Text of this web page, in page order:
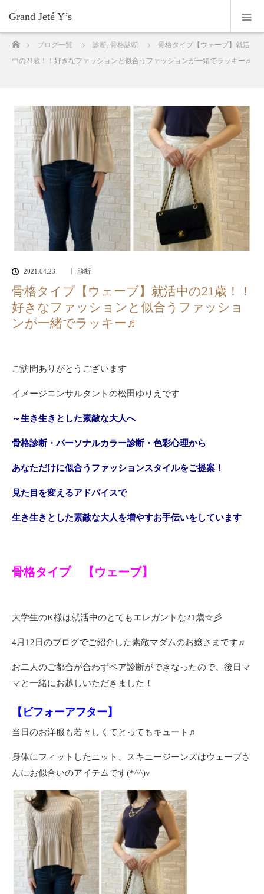
Grand Jeté Y’s
ホームブログ一覧 診断, 骨格診断
骨格タイプ【ウェーブ】就活
中の21歳！！好きなファッションと似合うファッションが一緒でラッキー♬
2021.04.23 診断
骨格タイプ【ウェーブ】就活中の21歳！！
好きなファッションと似合うファッショ
ンが一緒でラッキー♬
ご訪問ありがとうございます
イメージコンサルタントの松田ゆりえです
～生き生きとした素敵な大人へ
骨格診断・パーソナルカラー診断・色彩心理から
あなただけに似合うファッションスタイルをご提案！
見た目を変えるアドバイスで
生き生きとした素敵な大人を増やすお手伝いをしています
骨格タイプ 【ウェーブ】
大学生のK様は就活中のとてもエレガントな21歳☆彡
4月12日のブログでご紹介した素敵マダムのお嬢さまです♬
お二人のご都合が合わずペア診断ができなったので、後日マ
マと一緒にお越しいただきました！
【ビフォーアフター】
当日のお洋服も若々しくてとってもキュート♬
身体にフィットしたニット、スキニージーンズはウェーブさ
んにお似合いのアイテムです(*^^)v